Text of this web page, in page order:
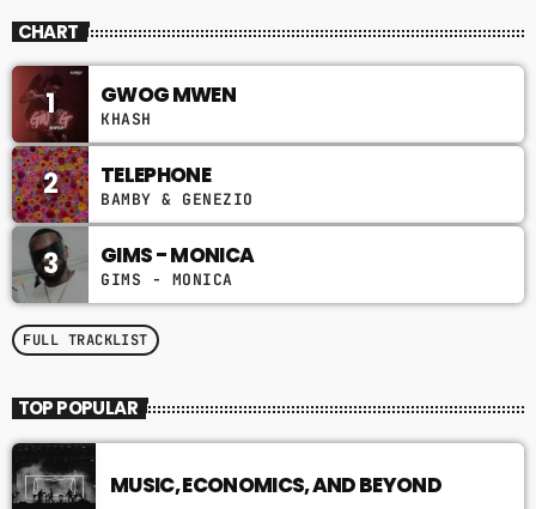
Réveillez-vous avec les plus grands hits Pop du
moment. MPM Morning Pop vous accompagne chaque
matin avec une sélection énergique de nouveautés,
de classiques incontournables et des actualités
musicales pour bien commencer la journée.
CHART
1 GWOG MWEN
KHASH
2 TELEPHONE
BAMBY & GENEZIO
3 GIMS - MONICA
GIMS - MONICA
FULL TRACKLIST
TOP POPULAR
MUSIC, ECONOMICS, AND BEYOND